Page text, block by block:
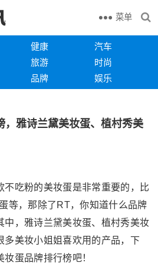
菜单
健康
汽车
旅游
时尚
品牌 娱乐
，雅诗兰黛美妆蛋、植村秀美
不吃粉的美妆蛋是非常重要的，比
等，那除了RT，你知道什么品牌
中，雅诗兰黛美妆蛋、植村秀美妆
多美妆小姐姐喜欢用的产品，下
蛋品牌排行榜吧！